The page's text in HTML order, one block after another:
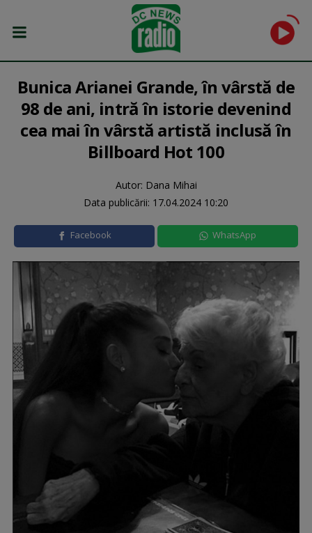
Bunica Arianei Grande, în vârstă de
98 de ani, intră în istorie devenind
cea mai în vârstă artistă inclusă în
Billboard Hot 100
Autor: Dana Mihai
Data publicării: 17.04.2024 10:20
Facebook WhatsApp